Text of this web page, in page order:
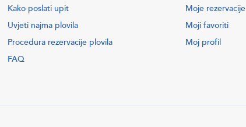
Kako poslati upit
Uvjeti najma plovila
Procedura rezervacije plovila
FAQ
Moje rezervacije
Moji favoriti
Moj profil